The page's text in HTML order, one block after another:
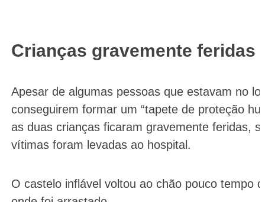
Crianças gravemente feridas
Apesar de algumas pessoas que estavam no
conseguirem formar um “tapete de proteção
as duas crianças ficaram gravemente feridas,
vítimas foram levadas ao hospital.
O castelo inflável voltou ao chão pouco tempo